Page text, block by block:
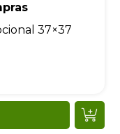
37×37